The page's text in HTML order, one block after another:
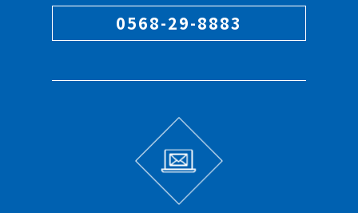
0568-29-8883